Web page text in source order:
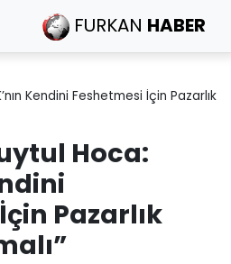
FURKAN HABER
Kendini Feshetmesi İçin Pazarlık
Hoca:
Pazarlık